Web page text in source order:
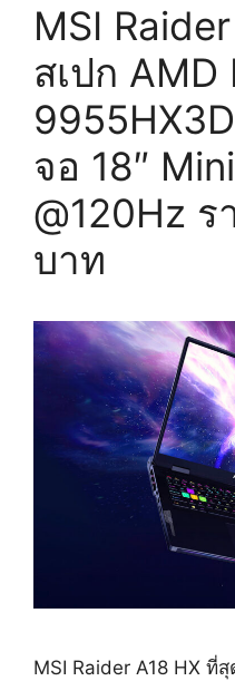
OLED
อีก
หนึ่ง
Gaming
Handheld
ราคา
26,990
บาท
MSI
สเปก AMD
จอ 18″
@120Hz
บาท
MSI Raider A18 HX ที่